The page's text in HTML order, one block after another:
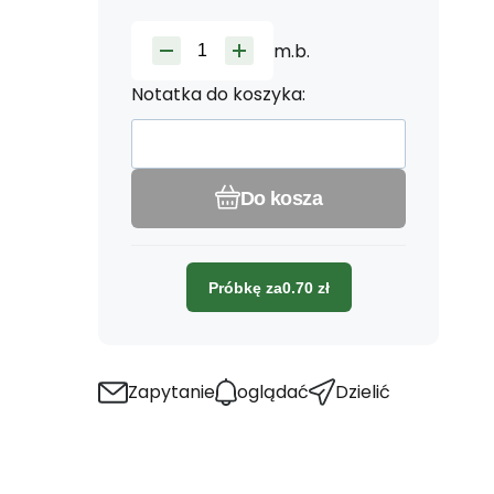
m.b.
Notatka do koszyka:
Do kosza
Próbkę za0.70 zł
Zapytanie oglądać Dzielić